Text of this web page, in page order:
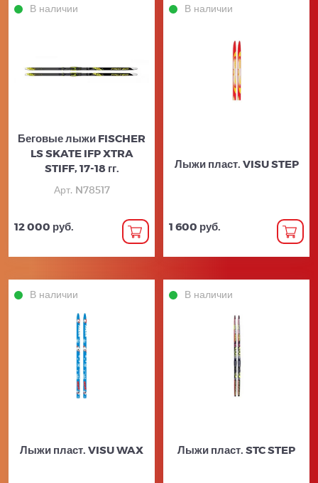
В наличии
Беговые лыжи FISCHER
LS SKATE IFP XTRA
STIFF, 17-18 гг.
Арт. N78517
12 000 руб.
В наличии
Лыжи пласт. VISU STEP
1 600 руб.
В наличии
Лыжи пласт. VISU WAX
В наличии
Лыжи пласт. STC STEP